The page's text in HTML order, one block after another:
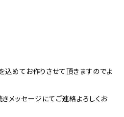
めてお作りさせて頂きますのでよ
メッセージにてご連絡よろしくお